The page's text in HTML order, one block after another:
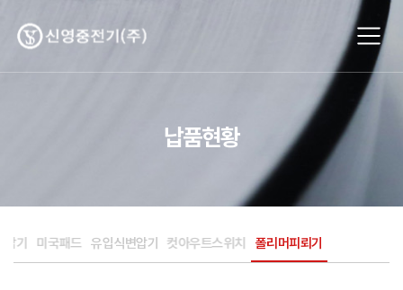
납품현황
기 미국패드 유입식변압기 컷아우트스위치 폴리머피뢰기